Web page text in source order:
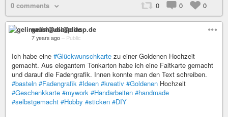
0 comments 0 0 0
gelimausi@diasp.de
7 years ago – Public
Ich habe eine #Glückwunschkarte zu einer Goldenen Hochzeit
gemacht. Aus elegantem Tonkarton habe ich eine Faltkarte gemacht
und darauf die Fadengrafik. Innen konnte man den Text schreiben.
#basteln #Fadengrafik #Ideen #kreativ #Goldenen Hochzeit
#Geschenkkarte #mywork #Handarbeiten #handmade
#selbstgemacht #Hobby #sticken #DIY